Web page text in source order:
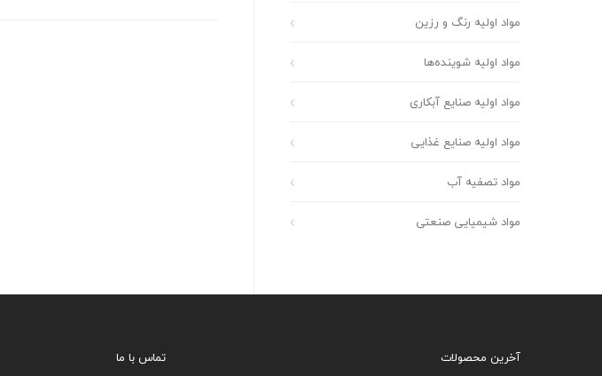
مواد اولیه رنگ و رزین
مواد اولیه شوینده‌ها
مواد اولیه صنایع آبکاری
مواد اولیه صنایع غذایی
مواد تصفیه آب
مواد شیمیایی صنعتی
آخرین محصولات تماس با ما